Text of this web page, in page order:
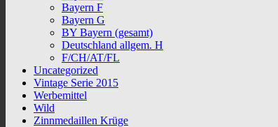
Bayern F
Bayern G
BY Bayern (gesamt)
Deutschland allgem. H
F/CH/AT/FL
Uncategorized
Vintage Serie 2015
Werbemittel
Wild
Zinnmedaillen Krüge